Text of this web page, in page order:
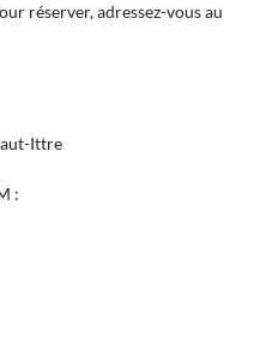
réserver, adressez-vous au
Ittre
: